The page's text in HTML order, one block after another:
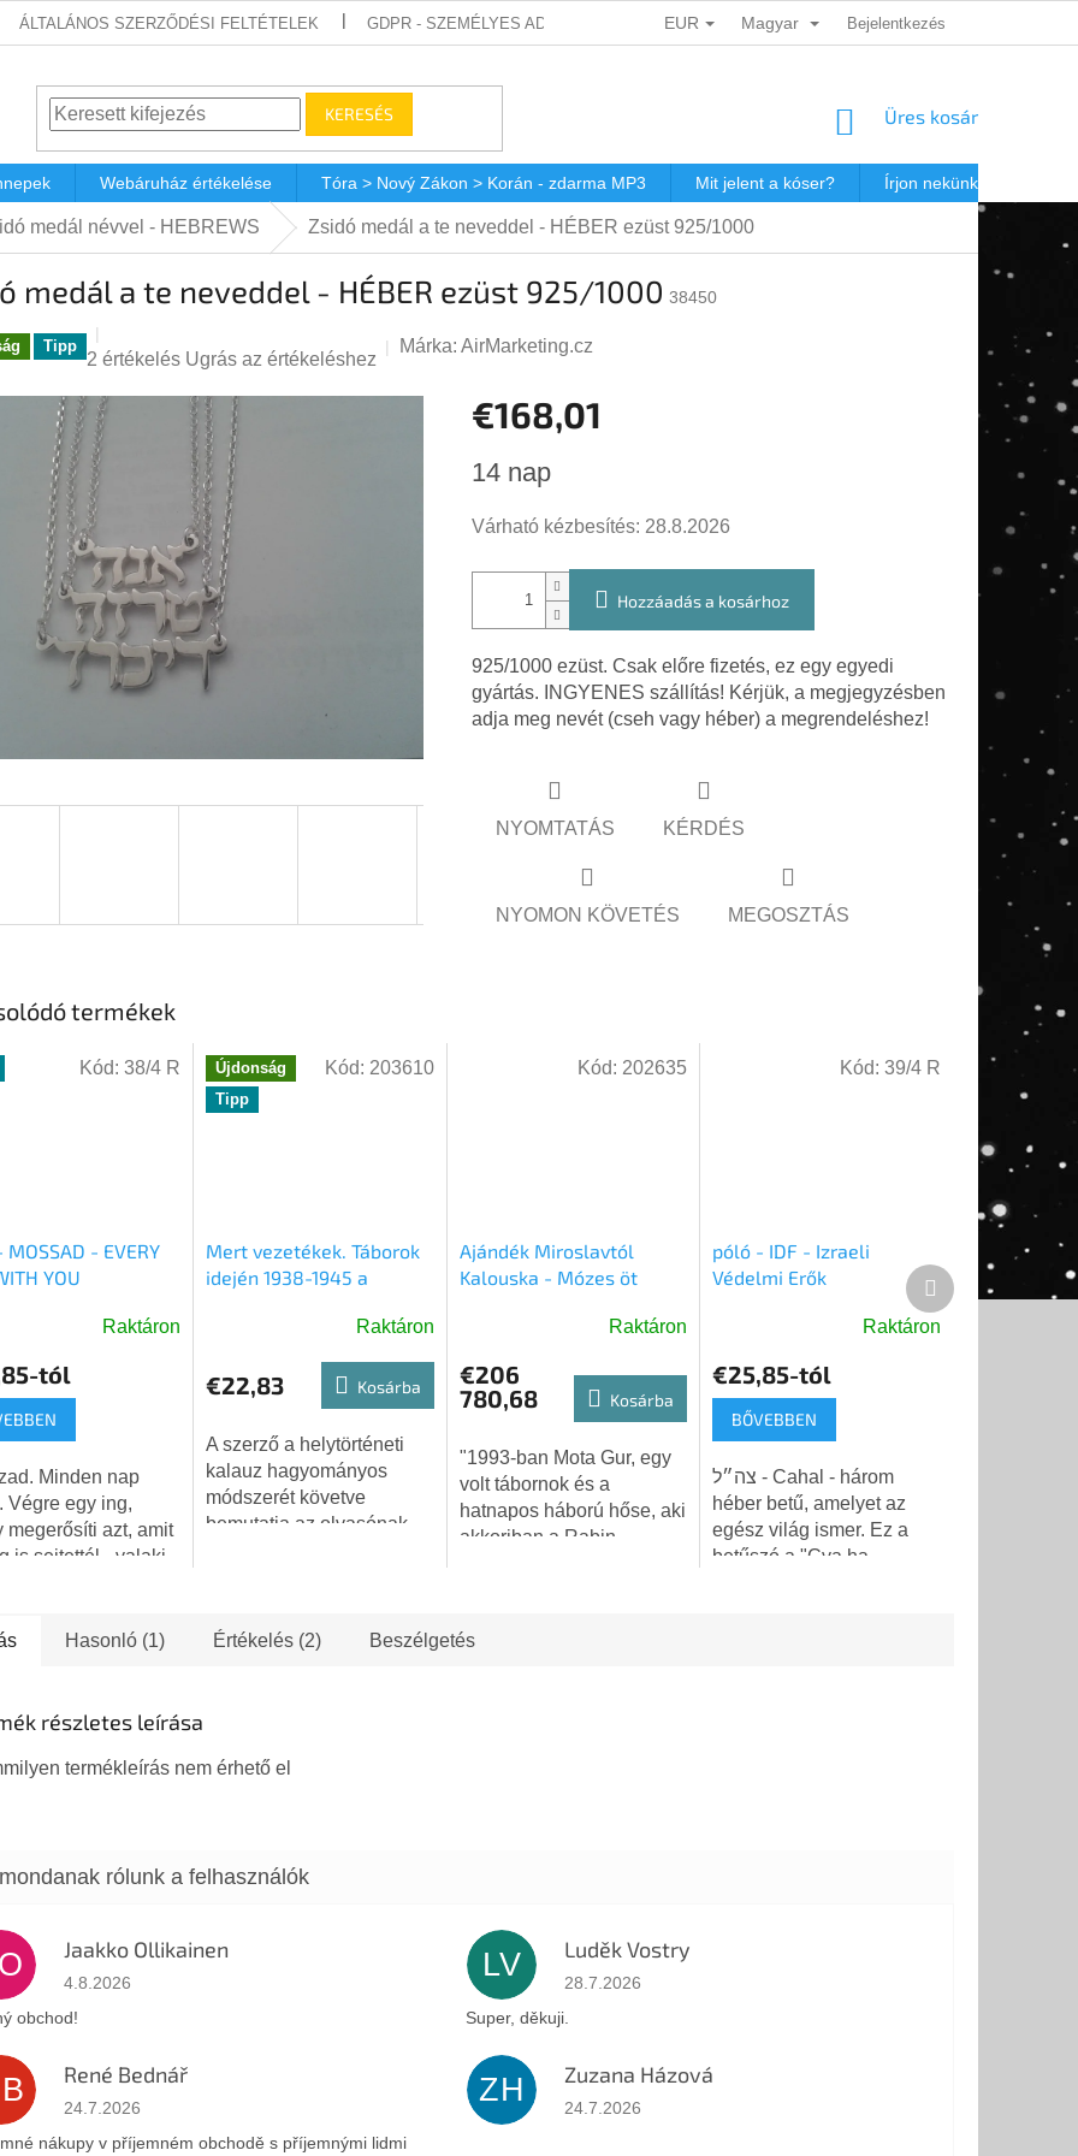
ÁLTALÁNOS SZERZŐDÉSI FELTÉTELEK GDPR - SZEMÉLYES ADATOK VÉDELME DÁRKOVÉ KUPONY POSTAKÖLTSÉG
EUR Magyar Bejelentkezés
KERESÉS KOSÁR
Üres kosár
Webáruház értékelése Tóra > Nový Zákon > Korán - zdarma MP3 Mit jelent a kóser? Írjon nekünk
medál névvel - HEBREWS Zsidó medál a te neveddel - HÉBER ezüst 925/1000
medál a te neveddel - HÉBER ezüst 925/1000 38450
Tipp
A
átlagos
értékelése
5-
ből
5,0
csillag.
2 értékelés Ugrás az értékeléshez
Márka: AirMarketing.cz
€168,01
14 nap
Várható kézbesítés: 28.8.2026
Hozzáadás a kosárhoz
925/1000 ezüst. Csak előre fizetés, ez egy egyedi
gyártás. INGYENES szállítás! Kérjük, a megjegyzésben
adja meg nevét (cseh vagy héber) a megrendeléshez!
NYOMTATÁS KÉRDÉS
NYOMON KÖVETÉS MEGOSZTÁS
termékek
- EVERY
YOU
Raktáron
tól
Minden nap
Végre egy ing,
megerősíti azt, amit
is sejtettél - valaki
Kód: 38/4 R
Újdonság
Tipp
Mert vezetékek. Táborok
idején 1938-1945 a
Köztársaság - GYÖRGY
Raktáron
€22,83 Kosárba
A szerző a helytörténeti
kalauz hagyományos
módszerét követve
bemutatja az olvasónak
hatalom vagy a...
Kód: 203610
Ajándék Miroslavtól
Kalouska - Mózes öt
Raktáron
€206
780,68
Kosárba
"1993-ban Mota Gur, egy
volt tábornok és a
hatnapos háború hőse, aki
akkoriban a Rabin-
Rabin akkoriban...
Kód: 202635
póló - IDF - Izraeli
Védelmi Erők
átlagos
értékelése
5-
ből
5,0
csillag.
Raktáron
€25,85-tól
BŐVEBBEN
צה״ל - Cahal - három
héber betű, amelyet az
egész világ ismer. Ez a
betűszó a "Cva ha-
Kód: 39/4 R
Következő
termék
Hasonló (1) Értékelés (2) Beszélgetés
részletes leírása
termékleírás nem érhető el
Jaakko Ollikainen
Az áruház értékelése 5-ből 5 csillag.
4.8.2026
obchod!
LV Luděk Vostry
Az áruház értékelése 5-ből 5 csillag.
28.7.2026
Super, děkuji.
René Bednář
Az áruház értékelése 5-ből 5 csillag.
24.7.2026
nákupy v příjemném obchodě s příjemnými lidmi
ZH Zuzana Házová
Az áruház értékelése 5-ből 5 csillag.
24.7.2026